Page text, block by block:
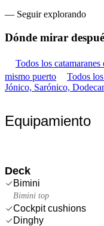
— Seguir explorando
Dónde mirar
Todos los catamaranes
mismo puerto
Todos
Jónico, Sarónico,
Equipamiento
Deck
Bimini
Bimini top
Cockpit cushions
Dinghy